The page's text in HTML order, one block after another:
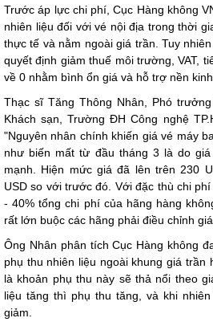
Trước áp lực chi phí, Cục Hàng không
nhiên liệu đối với vé nội địa trong thời
thực tế và nằm ngoài giá trần. Tuy
quyết định giảm thuế môi trường, VAT,
về 0 nhằm bình ổn giá và hỗ trợ nền kinh
Thạc sĩ Tăng Thông Nhân, Phó
Khách sạn, Trường ĐH Công nghệ
"Nguyên nhân chính khiến giá vé máy
như biến mất từ đầu tháng 3 là do
mạnh. Hiện mức giá đã lên trên 230
USD so với trước đó. Với đặc thù chi
- 40% tổng chi phí của hãng hàng
rất lớn buộc các hãng phải điều chỉnh giá
Ông Nhân phân tích Cục Hàng không
phụ thu nhiên liệu ngoài khung giá trần
là khoản phụ thu này sẽ thả nổi theo
liệu tăng thì phụ thu tăng, và khi
giảm.